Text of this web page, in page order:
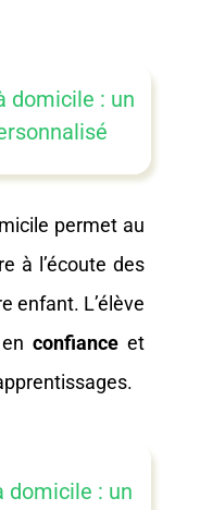
permet au
à l’écoute des
enfant. L’élève
confiance et
domicile : un
domicile : un